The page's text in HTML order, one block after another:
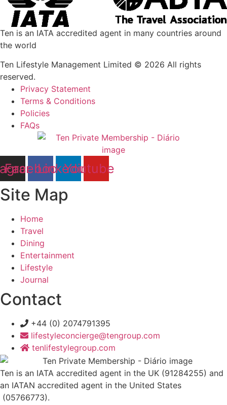
Ten is an IATA accredited agent in many countries around
the world
Ten Lifestyle Management Limited © 2026 All rights
reserved.
Privacy Statement
Terms & Conditions
Policies
FAQs
Facebook
LinkedinYoutube
Site Map
Home
Travel
Dining
Entertainment
Lifestyle
Journal
Contact
+44 (0) 2074791395
lifestyleconcierge@tengroup.com
tenlifestylegroup.com
Ten is an IATA accredited agent in the UK (91284255) and
an IATAN accredited agent in the United States
(05766773).